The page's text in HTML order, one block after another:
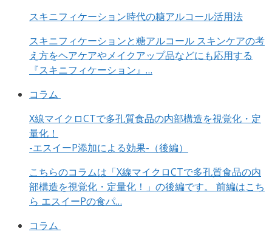
スキニフィケーション時代の糖アルコール活用法
スキニフィケーションと糖アルコール スキンケアの考
え方をヘアケアやメイクアップ品などにも応用する
『スキニフィケーション』…
コラム
X線マイクロCTで多孔質食品の内部構造を視覚化・定
量化！
-エスイーP添加による効果-（後編）
こちらのコラムは「X線マイクロCTで多孔質食品の内
部構造を視覚化・定量化！」の後編です。 前編はこち
ら エスイーPの食パ…
コラム